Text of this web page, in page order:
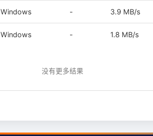
Windows - 3.9 MB/s
Windows - 1.8 MB/s
没有更多结果